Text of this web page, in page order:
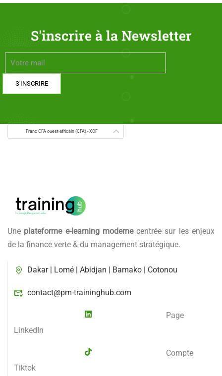
S'inscrire à la Newsletter
Franc CFA ouest-africain (CFA) - XOF
Une plateforme e-learning modernecentrée sur les enjeux
de la finance verte & du management stratégique.
Dakar | Lomé | Abidjan | Bamako | Cotonou
contact@pm-traininghub.com
Page
LinkedIn
Compte
Tiktok